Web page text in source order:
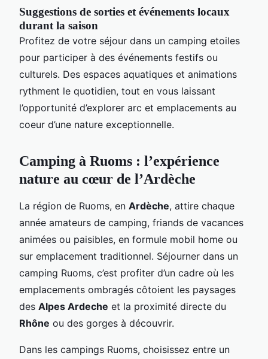
Suggestions de sorties et événements locaux
durant la saison
Profitez de votre séjour dans un camping etoiles
pour participer à des événements festifs ou
culturels. Des espaces aquatiques et animations
rythment le quotidien, tout en vous laissant
l’opportunité d’explorer arc et emplacements au
coeur d’une nature exceptionnelle.
Camping à Ruoms : l’expérience
nature au cœur de l’Ardèche
La région de Ruoms, en Ardèche, attire chaque
année amateurs de camping, friands de vacances
animées ou paisibles, en formule mobil home ou
sur emplacement traditionnel. Séjourner dans un
camping Ruoms, c’est profiter d’un cadre où les
emplacements ombragés côtoient les paysages
des Alpes Ardeche et la proximité directe du
Rhône ou des gorges à découvrir.
Dans les campings Ruoms, choisissez entre un